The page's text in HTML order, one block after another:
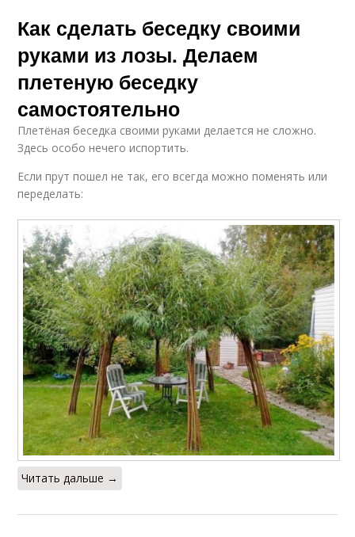
Как сделать беседку своими
руками из лозы. Делаем
плетеную беседку
самостоятельно
Плетёная беседка своими руками делается не сложно.
Здесь особо нечего испортить.
Если прут пошел не так, его всегда можно поменять или
переделать:
Читать дальше →